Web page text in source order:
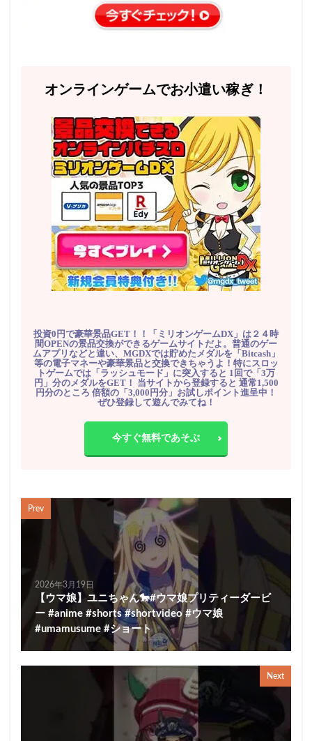
オンラインゲームでお小遣い稼ぎ！
投資0円で豪華景品GET！！「ミリオンゲームDX」は２４時
間OPENの景品交換ができるゲームサイトだよ。普通のゲー
ムアプリなどと違い、MGDXでは貯めたメダルを「Bitcash」
等の電子マネーや豪華景品と交換できちゃうよ！特にスロッ
トゲームでは「ラッシュモード」に突入すると 1回で「3万
円」分のメダルをGET！ 当サイトから登録すると 通常1,500
円分のところ 倍額の「3,000円分」お試しポイント進呈中！
ぜひ登録して遊んでみてね！
今すぐ無料であそぶ
Prev
2026年3月19日
【ウマ娘】ユニちゃん🐎#ウマ娘プリティーダービ
ー #anime #shorts #shortvideo #ウマ娘
#umamusume #ショート
Next